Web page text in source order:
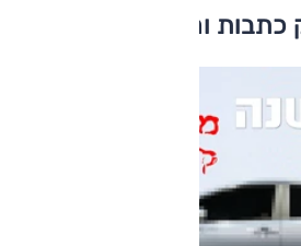
כתבות ומבחני דרכים